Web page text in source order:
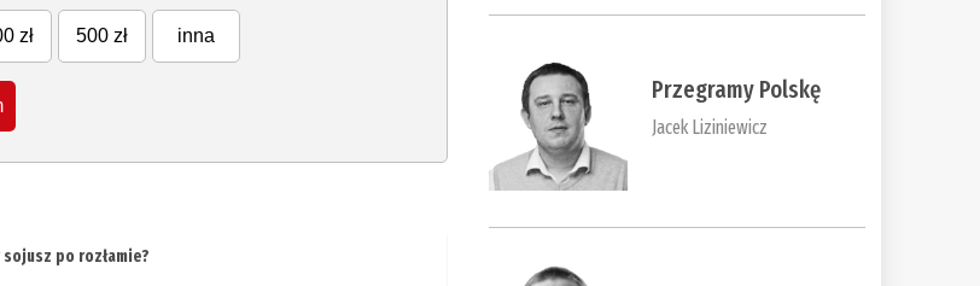
zł 500 zł inna
po rozłamie?
Przegramy Polskę
Jacek Liziniewicz